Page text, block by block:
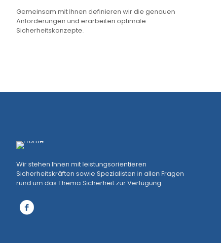
Gemeinsam mit Ihnen definieren wir die genauen
Anforderungen und erarbeiten optimale
Sicherheitskonzepte.
Wir stehen Ihnen mit leistungsorientieren
Sicherheitskräften sowie Spezialisten in allen Fragen
rund um das Thema Sicherheit zur Verfügung.